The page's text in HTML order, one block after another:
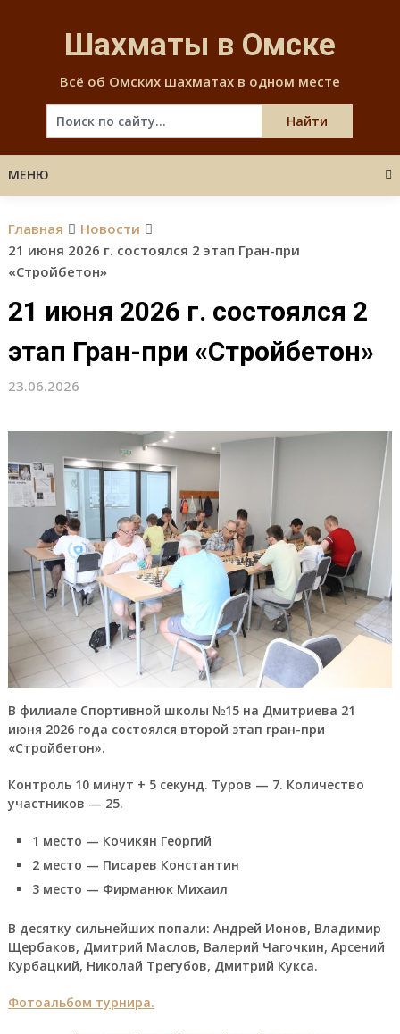
content
Шахматы в Омске
Всё об Омских шахматах в одном месте
МЕНЮ
Главная
Новости
21 июня 2026 г. состоялся 2 этап Гран-при
«Стройбетон»
21 июня 2026 г. состоялся 2
этап Гран-при «Стройбетон»
23.06.2026
В филиале Спортивной школы №15 на Дмитриева 21
июня 2026 года состоялся второй этап гран-при
«Стройбетон».
Контроль 10 минут + 5 секунд. Туров — 7. Количество
участников — 25.
1 место — Кочикян Георгий
2 место — Писарев Константин
3 место — Фирманюк Михаил
В десятку сильнейших попали: Андрей Ионов, Владимир
Щербаков, Дмитрий Маслов, Валерий Чагочкин, Арсений
Курбацкий, Николай Трегубов, Дмитрий Кукса.
Фотоальбом турнира.